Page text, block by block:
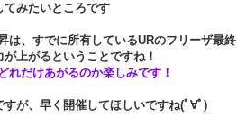
てみたいところです
、すでに所有しているURのフリーザ最終
上がるということですね！
れだけあがるのか楽しみです！
が、早く開催してほしいですね(ﾟ∀ﾟ)